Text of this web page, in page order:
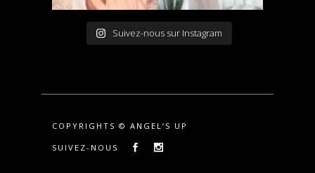
Suivez-nous sur Instagram
COPYRIGHTS © ANGEL’S UP
SUIVEZ-NOUS